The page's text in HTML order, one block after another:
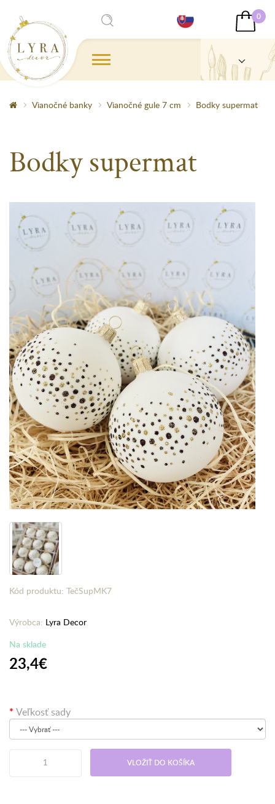
0
Vianočné banky Vianočné gule 7 cm Bodky supermat
Bodky supermat
Kód produktu: TečSupMK7
Výrobca: Lyra Decor
Na sklade
23,4€
Veľkosť sady
VLOŽIŤ DO KOŠÍKA